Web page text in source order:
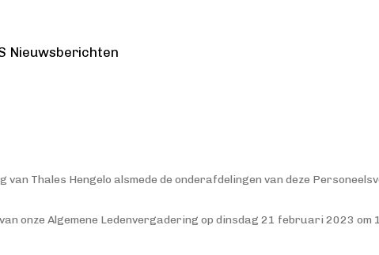
Nieuwsberichten
van Thales Hengelo alsmede de onderafdelingen van deze
onze Algemene Ledenvergadering op dinsdag 21 februari 2023 om